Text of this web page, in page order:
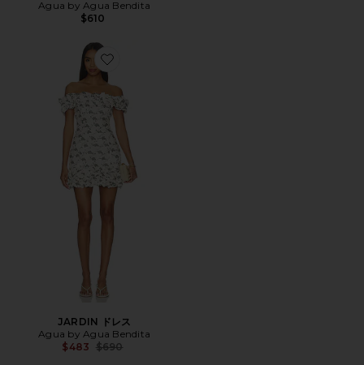
Agua by Agua Bendita
$610
Favorite JARDIN ドレス
JARDIN ドレス
Agua by Agua Bendita
$483 Previous price:
$690